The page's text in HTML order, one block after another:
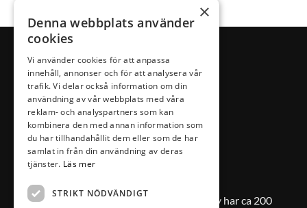
Läs om våra medlemmar
! Växjö City har ca 200
×
Denna webbplats använder
cookies
Vi använder cookies för att anpassa
innehåll, annonser och för att analysera vår
trafik. Vi delar också information om din
användning av vår webbplats med våra
reklam- och analyspartners som kan
kombinera den med annan information som
du har tillhandahållit dem eller som de har
samlat in från din användning av deras
tjänster. Läs mer
STRIKT NÖDVÄNDIGT